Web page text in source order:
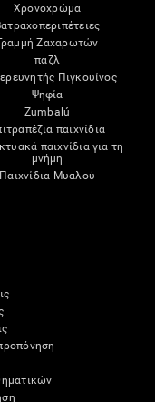
Χρονοχρώμα
Ζαχαρωτών
παζλ
Πιγκουίνος
Ψηφία
Zumbalú
παιχνίδια
παιχνίδια για τη
μνήμη
Παιχνίδια Μυαλού